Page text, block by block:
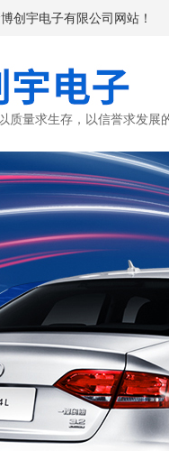
创宇电子有限公司网站！
质量求生存，以信誉求发展